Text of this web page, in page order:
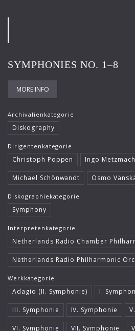
SYMPHONIES NO. 1–8
MORE INFO
Archivalienkategorie
Diskography
Dirigentenkategorie
Christoph Poppen Ingo
Michael Schönwandt Osmo
Diskographiekategorie
Symphony
Interpretenkategorie
Netherlands Radio Chamber
Netherlands Radio Philharmonic
Werkkategorie
Adagio (II. Symphonie) I.
III. Symphonie IV. Symphonie
VI. Symphonie VII. Symphonie